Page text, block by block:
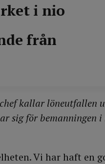
i nio
från
kallar löneutfallen
sig för bemanningen
Vi har haft en